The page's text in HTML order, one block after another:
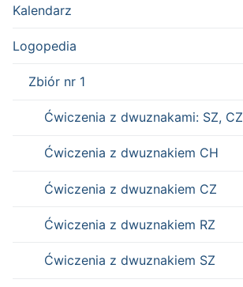
Kalendarz
Logopedia
Zbiór nr 1
Ćwiczenia z dwuznakami: SZ, CZ
Ćwiczenia z dwuznakiem CH
Ćwiczenia z dwuznakiem CZ
Ćwiczenia z dwuznakiem RZ
Ćwiczenia z dwuznakiem SZ